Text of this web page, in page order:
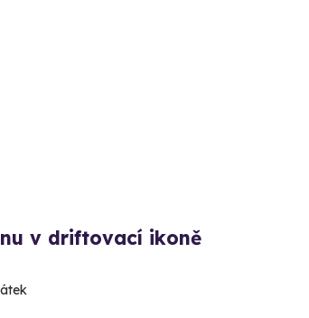
v driftovací ikoně